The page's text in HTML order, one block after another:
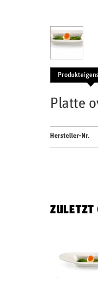
Platte
Hersteller-Nr.
ZULETZT